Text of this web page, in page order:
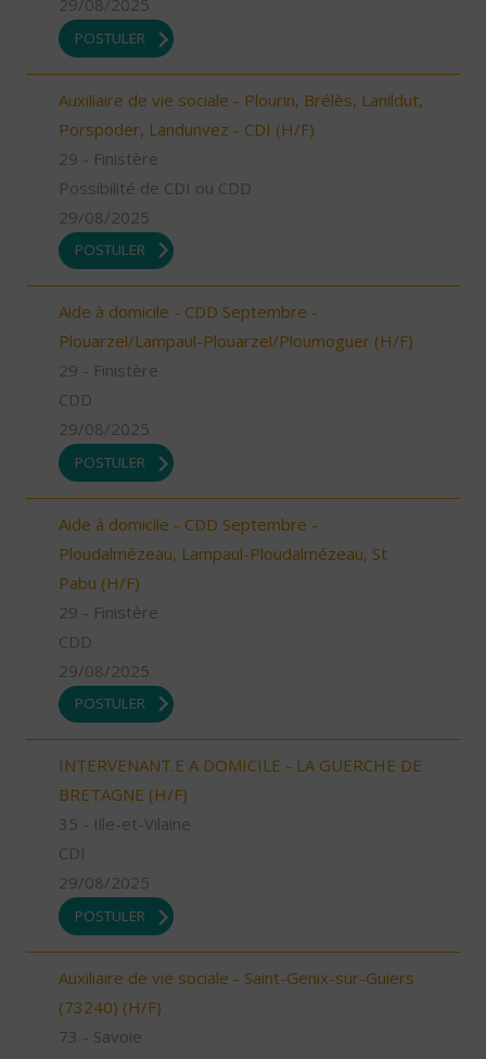
29/08/2025
POSTULER
Auxiliaire de vie sociale - Plourin, Brélès, Lanildut,
Porspoder, Landunvez - CDI (H/F)
29 - Finistère
Possibilité de CDI ou CDD
29/08/2025
POSTULER
Aide à domicile - CDD Septembre -
Plouarzel/Lampaul-Plouarzel/Ploumoguer (H/F)
29 - Finistère
CDD
29/08/2025
POSTULER
Aide à domicile - CDD Septembre -
Ploudalmézeau, Lampaul-Ploudalmézeau, St
Pabu (H/F)
29 - Finistère
CDD
29/08/2025
POSTULER
INTERVENANT.E A DOMICILE - LA GUERCHE DE
BRETAGNE (H/F)
35 - Ille-et-Vilaine
CDI
29/08/2025
POSTULER
Auxiliaire de vie sociale - Saint-Genix-sur-Guiers
(73240) (H/F)
73 - Savoie